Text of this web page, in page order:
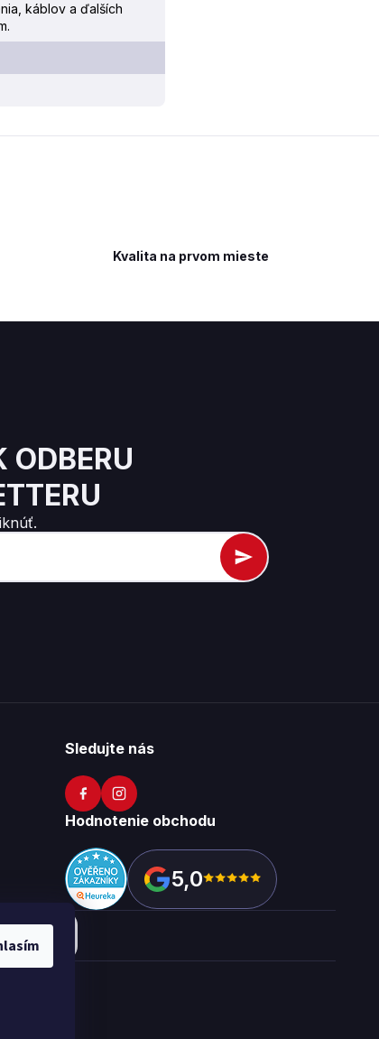
káblov a ďalších
Kvalita na prvom mieste
ODBERU
Sledujte nás
Hodnotenie obchodu
5,0